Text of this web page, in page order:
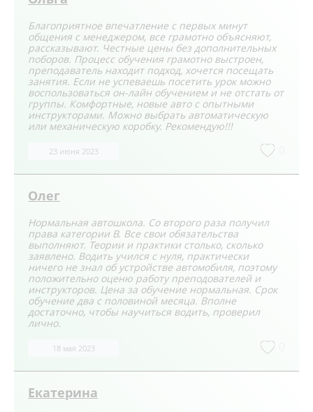
Благоприятное впечатление с первых минут
общения с менеджером, все грамотно объясняют,
рассказывают. Честные цены без дополнительных
поборов. Процесс обучения грамотно выстроен,
преподаватель находит подход, хочется посещать
занятия. Если не успеваешь посетить урок можно
воспользоваться он-лайн обучением и не отстать от
группы. Комфортные, новые авто с опытными
инструкторами. Можно выбрать автоматическую
или механическую коробку. Рекомендую!!!
23 июня 2023
Олег
Нормальная автошкола. Со второго раза получил
права категории В. Все свои обязательства
выполняют. Теории и практики столько, сколько
заявлено. Водить учился с нуля, практически
ничего не знал об устройстве автомобиля, поэтому
положительно оценю работу преподователей и
инструкторов. Цена за обучение нормальная. Срок
обучение два с половиной месяца. Вполне
достаточно, чтобы научиться водить, проверил
лично.
18 мая 2023
Екатерина